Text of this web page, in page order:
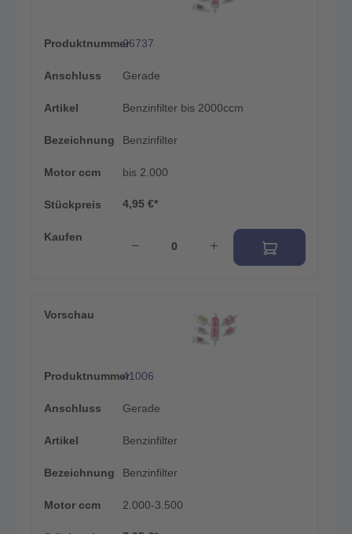
Produktnummer26737
Anschluss Gerade
Artikel Benzinfilter bis 2000ccm
Bezeichnung Benzinfilter
Motor ccm bis 2.000
Stückpreis 4,95 €*
Kaufen
Vorschau
Produktnummer41006
Anschluss Gerade
Artikel Benzinfilter
Bezeichnung Benzinfilter
Motor ccm 2.000-3.500